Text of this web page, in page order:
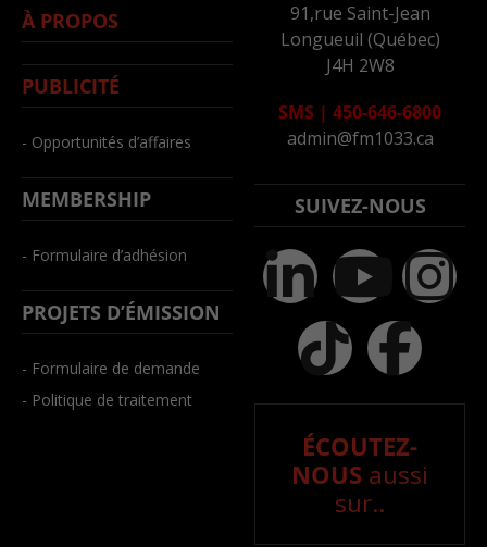
À PROPOS
PUBLICITÉ
- Opportunités d’affaires
MEMBERSHIP
- Formulaire d’adhésion
PROJETS D’ÉMISSION
- Formulaire de demande
- Politique de traitement
91,rue Saint-Jean
Longueuil (Québec)
J4H 2W8
SMS | 450-646-6800
admin@fm1033.ca
SUIVEZ-NOUS
ÉCOUTEZ-
NOUS aussi
sur..